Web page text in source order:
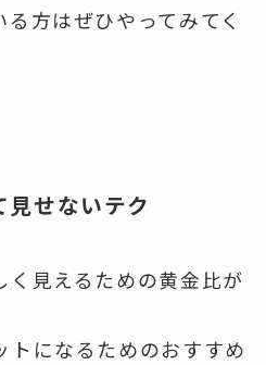
方はぜひやってみてく
せないテク
く見えるための黄金比が
トになるためのおすすめ